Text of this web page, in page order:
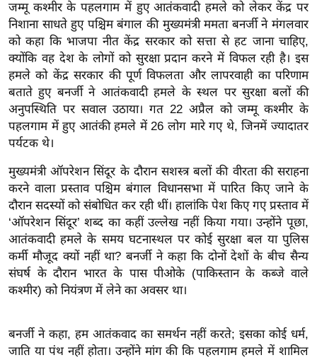
ई
-
पे
प
र
मि
सा
ल
बे
मि
सा
ल
श
ख्सि
य
यं
ग
जम्मू कश्मीर के पहलगाम में हुए आतंकवादी हमले को लेकर केंद्र पर
निशाना साधते हुए पश्चिम बंगाल की मुख्यमंत्री ममता बनर्जी ने मंगलवार
को कहा कि भाजपा नीत केंद्र सरकार को सत्ता से हट जाना चाहिए,
क्योंकि वह देश के लोगों को सुरक्षा प्रदान करने में विफल रही है। इस
हमले को केंद्र सरकार की पूर्ण विफलता और लापरवाही का परिणाम
बताते हुए बनर्जी ने आतंकवादी हमले के स्थल पर सुरक्षा बलों की
अनुपस्थिति पर सवाल उठाया। गत 22 अप्रैल को जम्मू कश्मीर के
पहलगाम में हुए आतंकी हमले में 26 लोग मारे गए थे, जिनमें ज्यादातर
पर्यटक थे।
मुख्यमंत्री ऑपरेशन सिंदूर के दौरान सशस्त्र बलों की वीरता की सराहना
करने वाला प्रस्ताव पश्चिम बंगाल विधानसभा में पारित किए जाने के
दौरान सदस्यों को संबोधित कर रही थीं। हालांकि पेश किए गए प्रस्ताव में
‘ऑपरेशन सिंदूर’ शब्द का कहीं उल्लेख नहीं किया गया। उन्होंने पूछा,
आतंकवादी हमले के समय घटनास्थल पर कोई सुरक्षा बल या पुलिस
कर्मी मौजूद क्यों नहीं था? बनर्जी ने कहा कि दोनों देशों के बीच सैन्य
संघर्ष के दौरान भारत के पास पीओके (पाकिस्तान के कब्जे वाले
कश्मीर) को नियंत्रण में लेने का अवसर था।
बनर्जी ने कहा, हम आतंकवाद का समर्थन नहीं करते; इसका कोई धर्म,
जाति या पंथ नहीं होता। उन्होंने मांग की कि पहलगाम हमले में शामिल